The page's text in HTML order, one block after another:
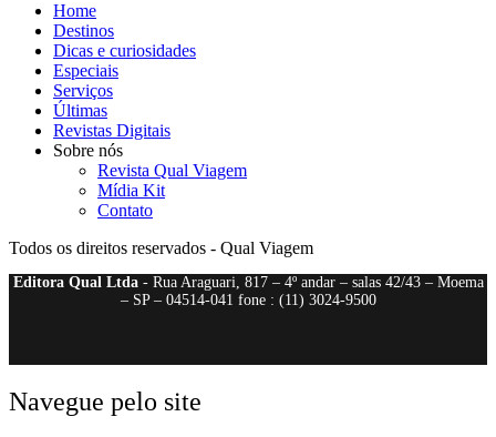
Home
Destinos
Dicas e curiosidades
Especiais
Serviços
Últimas
Revistas Digitais
Sobre nós
Revista Qual Viagem
Mídia Kit
Contato
Todos os direitos reservados - Qual Viagem
Editora Qual Ltda- Rua Araguari, 817 – 4º andar – salas 42/43 – Moema
– SP – 04514-041 fone : (11) 3024-9500
Navegue pelo site